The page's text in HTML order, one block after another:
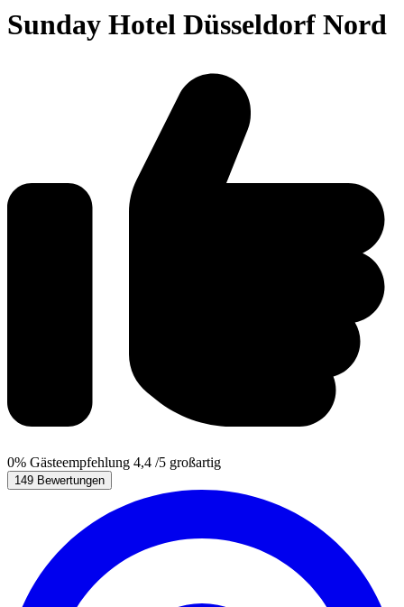
Sunday Hotel Düsseldorf Nord
0% Gästeempfehlung 4,4 /5 großartig
149 Bewertungen